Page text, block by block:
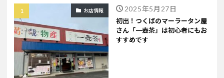
お店情報 2025年5月27日
初出！つくばのマーラータン屋
さん「一壺茶」は初心者にもお
すすめです